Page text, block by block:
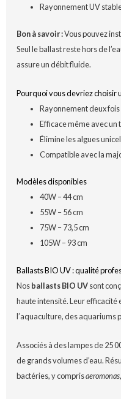
Rayonnement UV
Bon à savoir :Vous pouvez
Seul le ballast reste hors de
assure un débit fluide.
Pourquoi vous devriez choisir
Rayonnement deux
Efficace même avec
Élimine les algues
Compatible avec la
Modèles disponibles
40W – 44 cm
55W – 56 cm
75W – 73,5 cm
105W – 93 cm
Ballasts BIO UV : qualité
Nosballasts BIO UVsont
haute intensité. Leur efficacité
l’aquaculture, des aquariums
Associés à des lampes de 25
de grands volumes d’eau.
bactéries, y comprisaeromonas